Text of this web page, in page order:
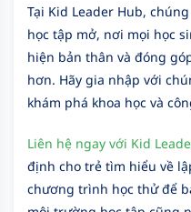
Tại Kid Leader Hub,
học tập mở, nơi mọi học
hiện bản thân và đóng
hơn. Hãy gia nhập với
khám phá khoa học và
Liên hệ ngay với Kid
định cho trẻ tìm hiểu về
chương trình học thử để